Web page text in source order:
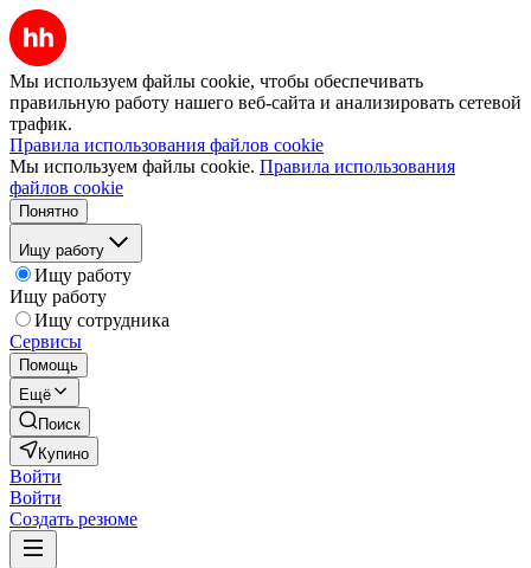
Мы используем файлы cookie, чтобы обеспечивать
правильную работу нашего веб-сайта и анализировать сетевой
трафик.
Правила использования файлов cookie
Мы используем файлы cookie. Правила использования
файлов cookie
Понятно
Ищу работу
Ищу работу
Ищу работу
Ищу сотрудника
Сервисы
Помощь
Ещё
Поиск
Купино
Войти
Войти
Создать резюме